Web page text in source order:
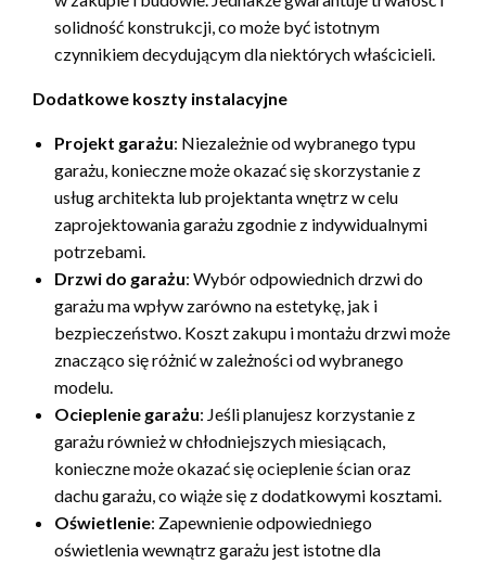
solidność konstrukcji, co może być istotnym
czynnikiem decydującym dla niektórych właścicieli.
Dodatkowe koszty instalacyjne
Projekt garażu: Niezależnie od wybranego typu
garażu, konieczne może okazać się skorzystanie z
usług architekta lub projektanta wnętrz w celu
zaprojektowania garażu zgodnie z indywidualnymi
potrzebami.
Drzwi do garażu: Wybór odpowiednich drzwi do
garażu ma wpływ zarówno na estetykę, jak i
bezpieczeństwo. Koszt zakupu i montażu drzwi może
znacząco się różnić w zależności od wybranego
modelu.
Ocieplenie garażu: Jeśli planujesz korzystanie z
garażu również w chłodniejszych miesiącach,
konieczne może okazać się ocieplenie ścian oraz
dachu garażu, co wiąże się z dodatkowymi kosztami.
Oświetlenie: Zapewnienie odpowiedniego
oświetlenia wewnątrz garażu jest istotne dla